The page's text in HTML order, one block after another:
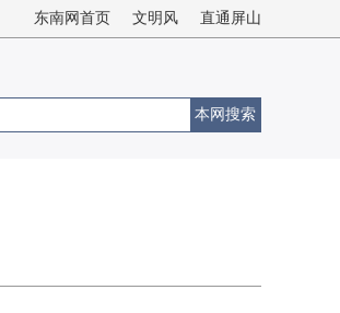
东南网首页 文明风 直通屏山
本网搜索